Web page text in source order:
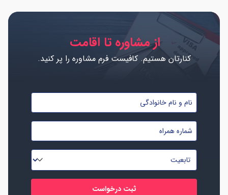
از مشاوره تا اقامت
کنارتان هستیم. کافیست فرم مشاوره را پر کنید.
نام
و
نام
خانوادگی
شماره
موبایل
تابعیت
*